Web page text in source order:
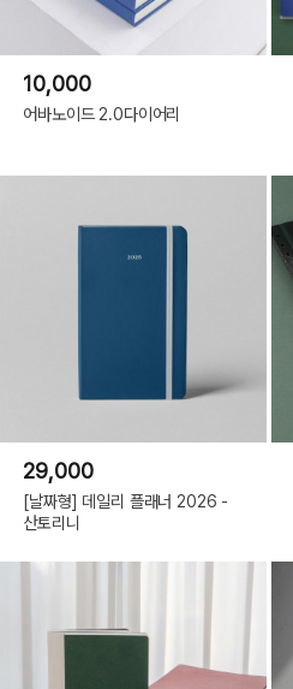
10,000
어바노이드 2.0다이어리
29,000
[날짜형] 데일리 플래너 2026 -
산토리니